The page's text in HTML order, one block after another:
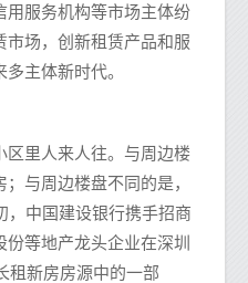
用服务机构等市场主体纷
场，创新租赁产品和服
主体新时代。
区里人来人往。与周边楼
与周边楼盘不同的是，
，中国建设银行携手招商
等地产龙头企业在深圳
租新房房源中的一部